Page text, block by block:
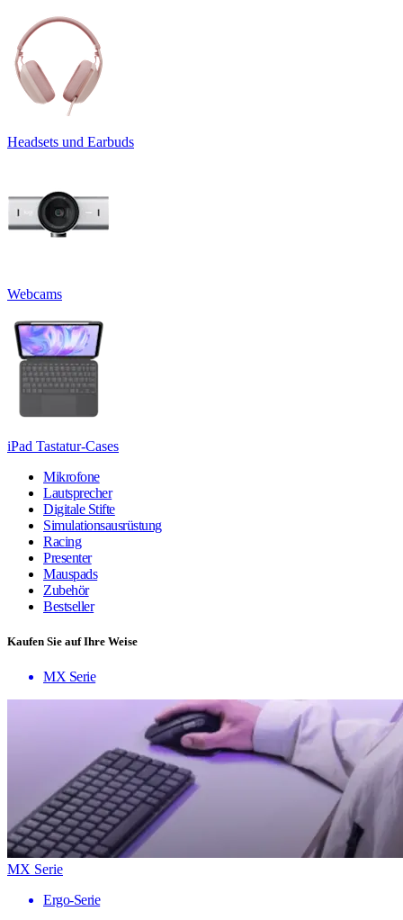
Headsets und Earbuds
Webcams
iPad Tastatur-Cases
Mikrofone
Lautsprecher
Digitale Stifte
Simulationsausrüstung
Racing
Presenter
Mauspads
Zubehör
Bestseller
Kaufen Sie auf Ihre Weise
MX Serie
MX Serie
Ergo-Serie